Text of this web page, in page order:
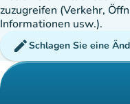
zuzugreifen (Verkehr,
Informationen usw.).
editSchlagen Sie eine